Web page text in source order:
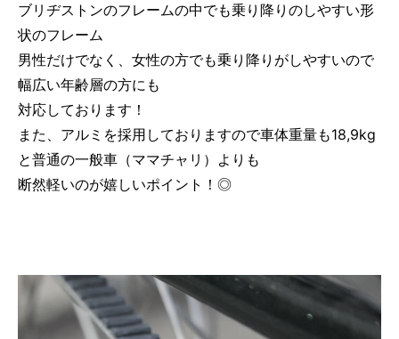
ブリヂストンのフレームの中でも乗り降りのしやすい形
状のフレーム
男性だけでなく、女性の方でも乗り降りがしやすいので
幅広い年齢層の方にも
対応しております！
また、アルミを採用しておりますので車体重量も18,9kg
と普通の一般車（ママチャリ）よりも
断然軽いのが嬉しいポイント！◎